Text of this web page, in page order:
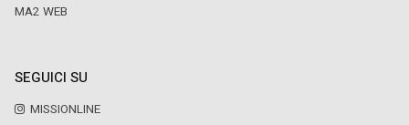
MA2 WEB
SEGUICI SU
MISSIONLINE